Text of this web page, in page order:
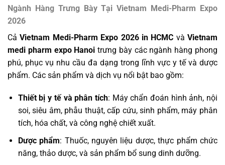
Ngành Hàng Trưng Bày Tại Vietnam Medi-Pharm Expo
2026
CảVietnam Medi-Pharm Expo 2026 in HCMC và Vietnam
medi pharm expo Hanoi trưng bày các ngành hàng phong
phú, phục vụ nhu cầu đa dạng trong lĩnh vực y tế và dược
phẩm. Các sản phẩm và dịch vụ nổi bật bao gồm:
Thiết bị y tế và phân tích: Máy chẩn đoán hình ảnh, nội
soi, siêu âm, phẫu thuật, cấp cứu, sinh phẩm, máy phân
tích, hóa chất, và công nghệ chiết xuất.
Dược phẩm: Thuốc, nguyên liệu dược, thực phẩm chức
năng, thảo dược, và sản phẩm bổ sung dinh dưỡng.